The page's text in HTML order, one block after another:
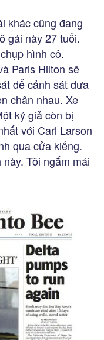
khác cũng đang
gái này 27 tuổi.
hình cô.
Paris Hilton sẽ
để cảnh sát đưa
chân nhau. Xe
ký giả còn bị
với Carl Larson
qua cửa kiếng.
Tôi ngắm mái